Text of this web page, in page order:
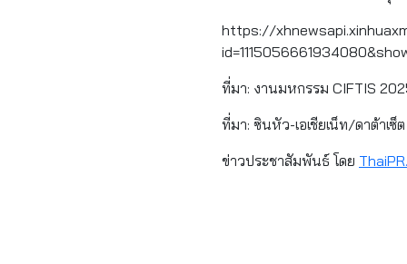
https://
ที่มา: งานมหกรรม CIFTIS
ที่มา: ซินหัว-เอเชียเน็ท/ดาต้าเซ็ต
ข่าวประชาสัมพันธ์ โดย